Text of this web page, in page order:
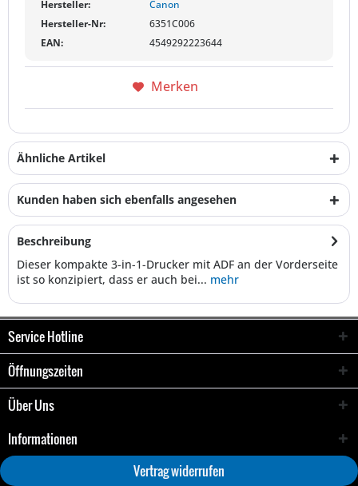
Hersteller:
Canon
Hersteller-Nr:
6351C006
EAN:
4549292223644
Merken
Ähnliche Artikel
Kunden haben sich ebenfalls angesehen
Beschreibung
Dieser kompakte 3-in-1-Drucker mit ADF an der Vorderseite
ist so konzipiert, dass er auch bei... mehr
Service Hotline
Öffnungszeiten
Über Uns
Informationen
Vertrag widerrufen